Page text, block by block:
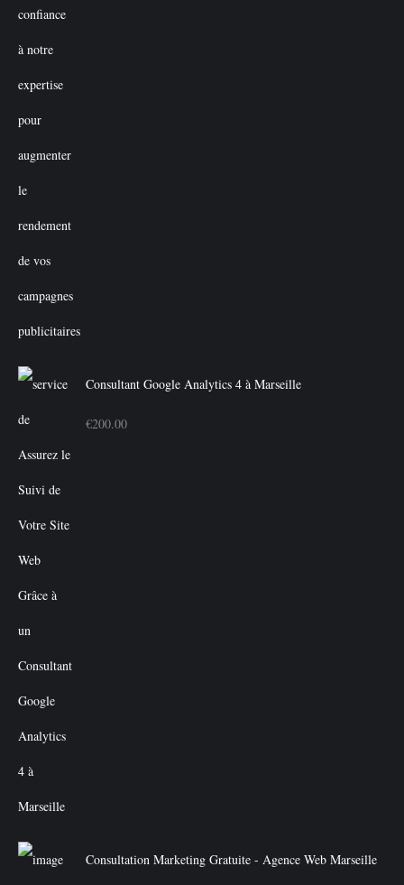
Consultant Google Analytics 4 à Marseille
€200.00
Consultation Marketing Gratuite - Agence Web Marseille